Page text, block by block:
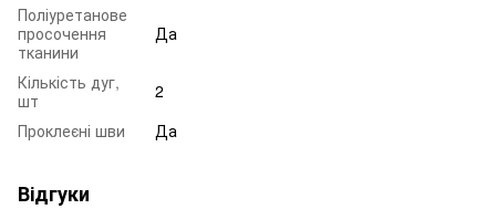
Поліуретанове
просочення
тканини
Да
Кількість дуг,
шт
2
Проклеєні шви
Да
Відгуки